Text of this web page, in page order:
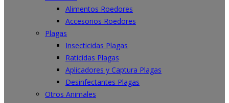
Alimentos Roedores
Accesorios Roedores
Plagas
Insecticidas Plagas
Raticidas Plagas
Aplicadores y Captura Plagas
Desinfectantes Plagas
Otros Animales